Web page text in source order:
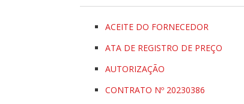
ACEITE DO FORNECEDOR
ATA DE REGISTRO DE PREÇO
AUTORIZAÇÃO
CONTRATO Nº 20230386